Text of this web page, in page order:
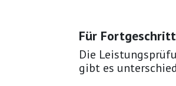
Für
Die
gibt es